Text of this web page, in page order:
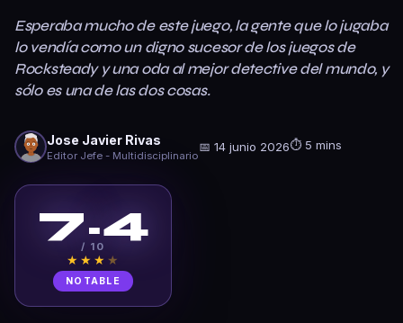
Esperaba mucho de este juego, la gente que lo jugaba
lo vendía como un digno sucesor de los juegos de
Rocksteady y una oda al mejor detective del mundo, y
sólo es una de las dos cosas.
Jose Javier Rivas
Editor Jefe - Multidisciplinario
📅 14 junio 2026⏱ 5 mins
7.4
/ 10
★★★ ★
NOTABLE